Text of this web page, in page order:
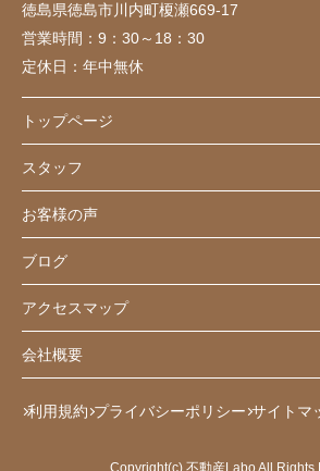
徳島県徳島市川内町榎瀬669-17
営業時間： 9：30～18：30
定休日： 年中無休
トップページ
スタッフ
お客様の声
ブログ
アクセスマップ
会社概要
利用規約 プライバシーポリシー サイトマ
Copyright(c) 不動産Labo All Rights